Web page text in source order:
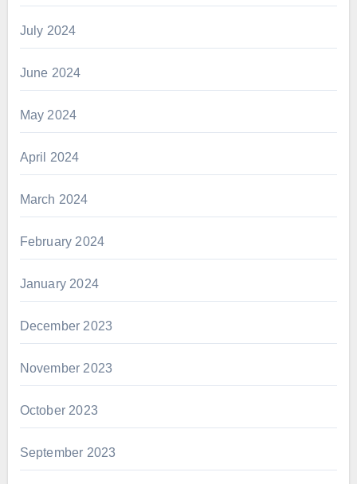
July 2024
June 2024
May 2024
April 2024
March 2024
February 2024
January 2024
December 2023
November 2023
October 2023
September 2023